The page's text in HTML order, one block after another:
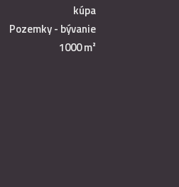
kúpa
Pozemky - bývanie
1000 m²